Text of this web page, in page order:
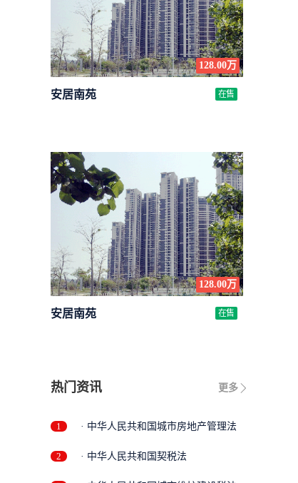
128.00万
安居南苑 在售
128.00万
安居南苑 在售
更多
热门资讯
1 · 中华人民共和国城市房地产管理法
2 · 中华人民共和国契税法